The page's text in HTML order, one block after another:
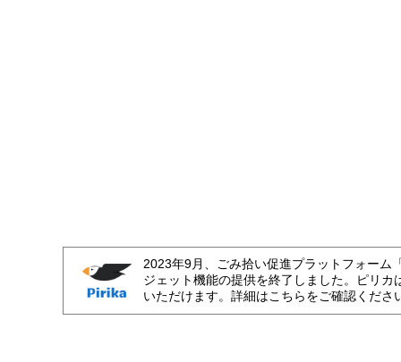
2023年9月、ごみ拾い促進プラットフォーム
ジェット機能の提供を終了しました。ピリカ
いただけます。詳細はこちらをご確認くださ